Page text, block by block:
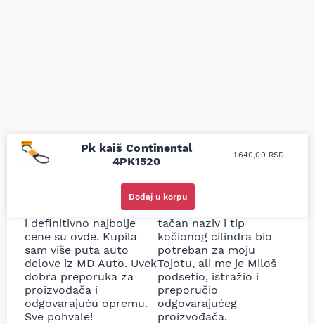
Pk kaiš Continental
4PK1520
1.640,00 RSD
Dodaj u korpu
Uporedila sam sve
prodavnice auto delova
i definitivno najbolje
cene su ovde. Kupila
sam više puta auto
delove iz MD Auto. Uvek
dobra preporuka za
proizvođača i
odgovarajuću opremu.
Sve pohvale!
Odlična usluga i
ljubazni prodavci.
Nisam bio siguran koji je
tačan naziv i tip
kočionog cilindra bio
potreban za moju
Tojotu, ali me je Miloš
podsetio, istražio i
preporučio
odgovarajućeg
proizvođača.